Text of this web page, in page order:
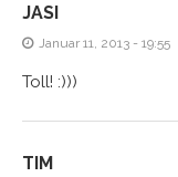
JASI
Januar 11, 2013 - 19:55
Toll! :)))
TIM